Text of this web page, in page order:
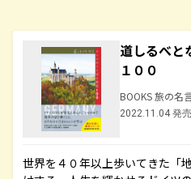
道しるべと
１００
BOOKS 旅の名
2022.11.04 発売
世界を４０年以上歩いてきた「